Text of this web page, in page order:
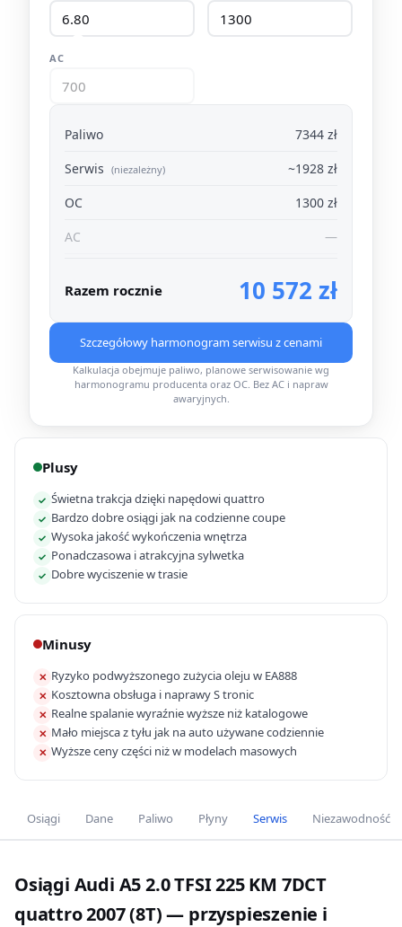
AC
Paliwo
7344 zł
Serwis (niezależny)
~1928 zł
OC
1300 zł
AC
—
Razem rocznie 10 572 zł
Szczegółowy harmonogram serwisu z cenami
Kalkulacja obejmuje paliwo, planowe serwisowanie wg
harmonogramu producenta oraz OC. Bez AC i napraw
awaryjnych.
Plusy
✓ Świetna trakcja dzięki napędowi quattro
✓ Bardzo dobre osiągi jak na codzienne coupe
✓ Wysoka jakość wykończenia wnętrza
✓ Ponadczasowa i atrakcyjna sylwetka
✓ Dobre wyciszenie w trasie
Minusy
✕ Ryzyko podwyższonego zużycia oleju w EA888
✕ Kosztowna obsługa i naprawy S tronic
✕ Realne spalanie wyraźnie wyższe niż katalogowe
✕ Mało miejsca z tyłu jak na auto używane codziennie
✕ Wyższe ceny części niż w modelach masowych
Osiągi Dane Paliwo Płyny Serwis Niezawodność
Osiągi Audi A5 2.0 TFSI 225 KM 7DCT
quattro 2007 (8T) — przyspieszenie i